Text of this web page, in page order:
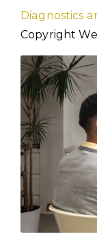
Diagnostics
Copyright